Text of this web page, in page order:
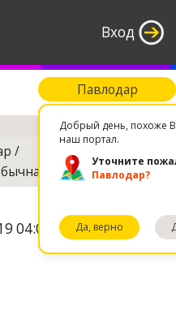
Вход
Павлодар
Добрый день, похоже
наш портал.
Уточните
Павлодар?
Да, верно
Поиск
/
свадьба
04:02